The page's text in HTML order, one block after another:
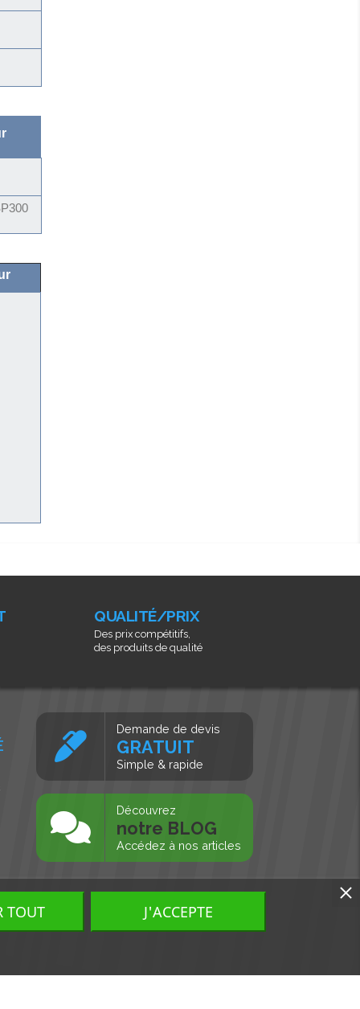
QUALITÉ/PRIX
Des prix compétitifs,
des produits de qualité
Demande de devis
GRATUIT
Simple & rapide
Découvrez
notre BLOG
Accédez à nos articles
TOUT J'ACCEPTE